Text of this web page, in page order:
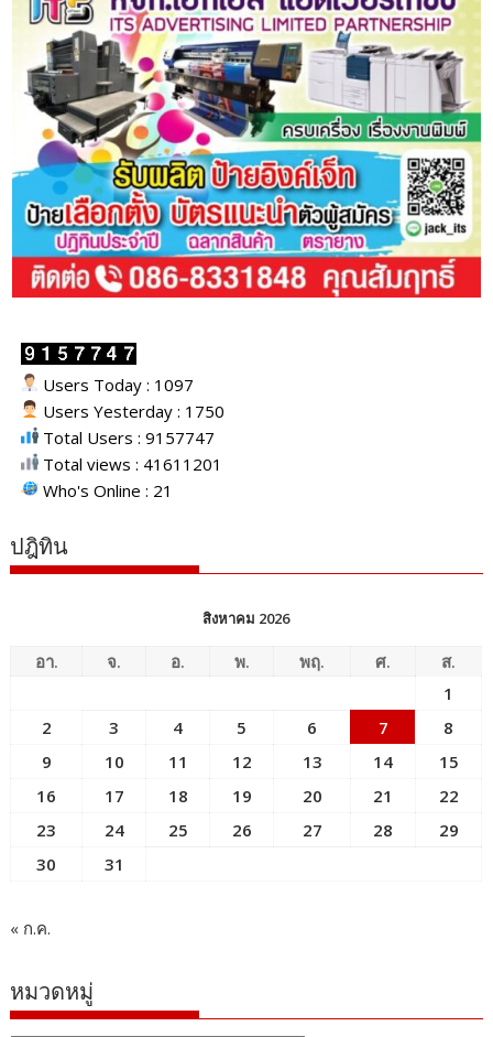
Users Today : 1097
Users Yesterday : 1750
Total Users : 9157747
Total views : 41611201
Who's Online : 21
ปฎิทิน
สิงหาคม 2026
อา. จ. อ. พ. พฤ. ศ.
ส.
1
2
3 4 5 6 7
8
9
10 11 12 13 14
15
16
17 18 19 20 21
22
23
24 25 26 27 28
29
30
31
« ก.ค.
หมวดหมู่